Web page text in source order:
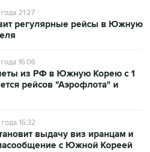
21:27
регулярные рейсы в Южную
16:06
из РФ в Южную Корею с 1
рейсов "Аэрофлота" и
16:32
выдачу виз иранцам и
с Южной Кореей